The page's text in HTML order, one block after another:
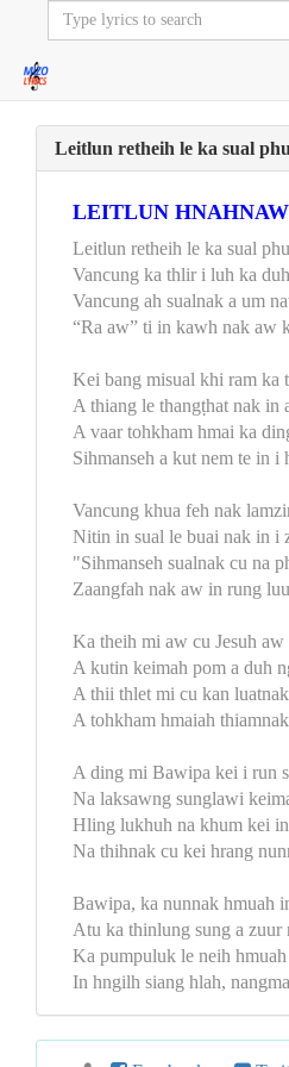
Leitlun retheih le ka sual
LEITLUN
Leitlun retheih le ka sual
Vancung ka thlir i luh ka
Vancung ah sualnak a um
“Ra aw” ti in kawh nak aw
Kei bang misual khi ram ka
A thiang le thangṭhat nak in
A vaar tohkham hmai ka
Sihmanseh a kut nem te in i
Vancung khua feh nak
Nitin in sual le buai nak in i
"Sihmanseh sualnak cu na
Zaangfah nak aw in rung
Ka theih mi aw cu Jesuh aw
A kutin keimah pom a duh
A thii thlet mi cu kan
A tohkham hmaiah
A ding mi Bawipa kei i run
Na laksawng sunglawi
Hling lukhuh na khum kei
Na thihnak cu kei hrang
Bawipa, ka nunnak hmuah
Atu ka thinlung sung a zuur
Ka pumpuluk le neih hmuah
In hngilh siang hlah,